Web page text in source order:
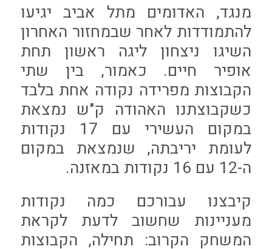
מנגד, האדומים מתל אביב יגיעו
להתמודדות לאחר שבמחזור האחרון
השיגו ניצחון ליגה ראשון תחת
אופיר חיים. כאמור, בין שתי
הקבוצות מפרידה נקודה אחת בלבד
כשקבוצתנו האהודה ק"ש נמצאת
במקום העשירי עם 17 נקודות
לעומת יריבתה, שנמצאת במקום
ה-12 עם 16 נקודות במאזנה.
קיבצנו עבורכם כמה נקודות
מעניינות שחשוב לדעת לקראת
המשחק הקרוב: תחילה, הקבוצות